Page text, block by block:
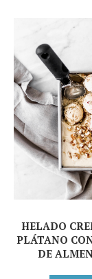
HELADO
PLÁTANO
DE